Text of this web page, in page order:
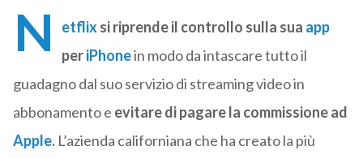
N etflixsi riprende il controllo sulla sua app
periPhonein modo da intascare tutto il
guadagno dal suo servizio di streaming video in
abbonamento e evitare di pagare la commissione ad
Apple. L’azienda californiana che ha creato la più